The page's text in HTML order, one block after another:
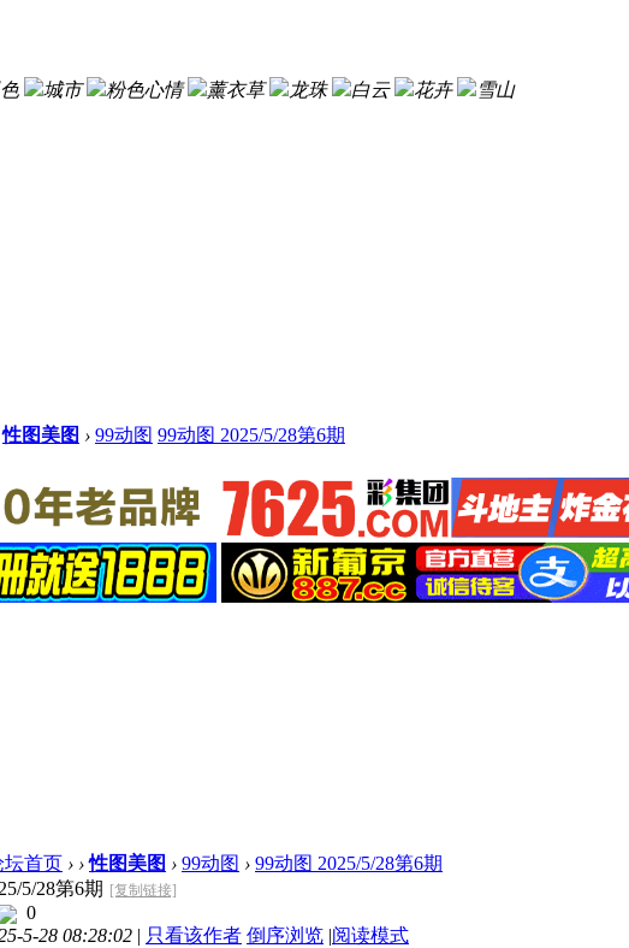
城市 粉色心情 薰衣草 龙珠 白云 花卉 雪山
性图美图 › 99动图 99动图 2025/5/28第6期
坛首页 › › 性图美图 › 99动图 › 99动图 2025/5/28第6期
5/28第6期
[复制链接]
0
5-28 08:28:02 | 只看该作者 倒序浏览 |阅读模式